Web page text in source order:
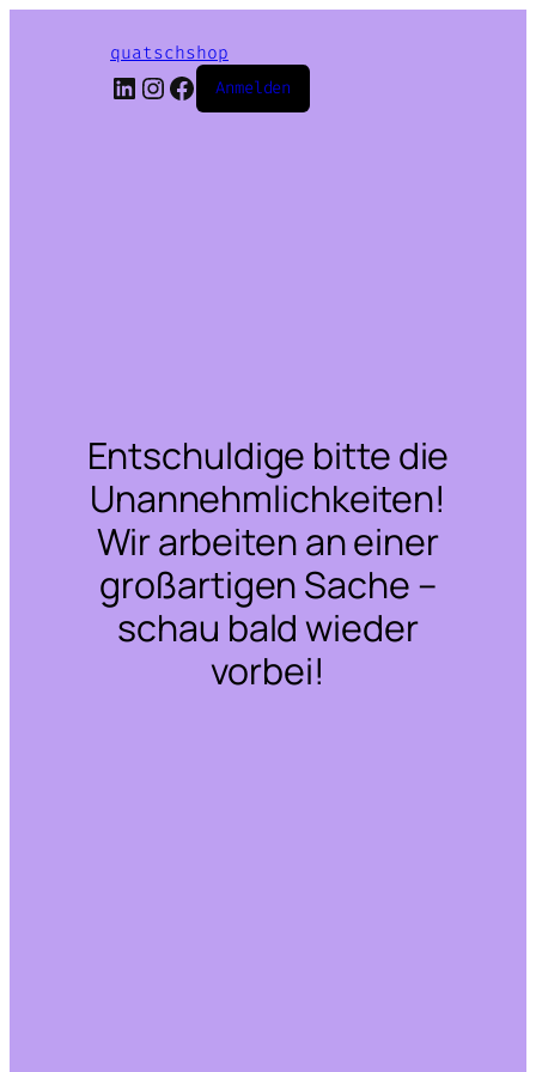
quatschshop
LinkedIn
Instagram
Facebook
Anmelden
Entschuldige bitte die
Unannehmlichkeiten!
Wir arbeiten an einer
großartigen Sache –
schau bald wieder
vorbei!